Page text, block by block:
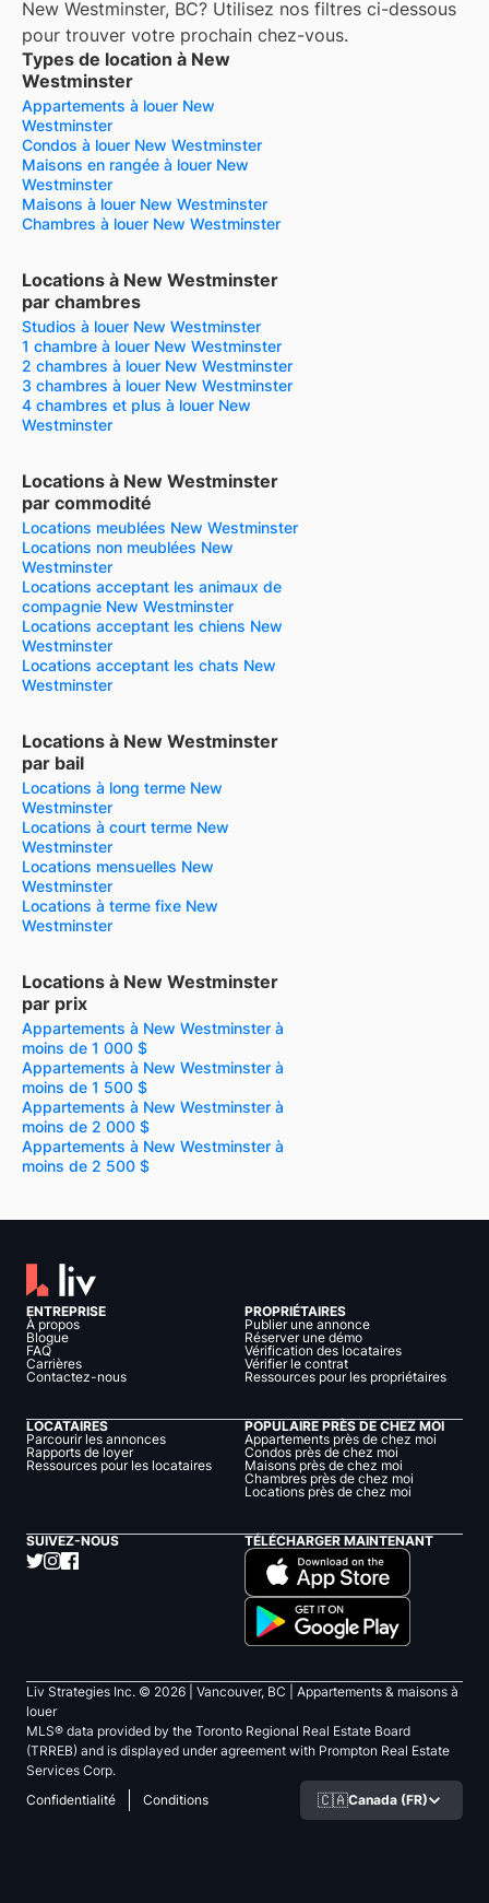
New Westminster, BC? Utilisez nos filtres ci-dessous
pour trouver votre prochain chez-vous.
Types de location à New
Westminster
Appartements à louer New
Westminster
Condos à louer New Westminster
Maisons en rangée à louer New
Westminster
Maisons à louer New Westminster
Chambres à louer New Westminster
Locations à New Westminster
par chambres
Studios à louer New Westminster
1 chambre à louer New Westminster
2 chambres à louer New Westminster
3 chambres à louer New Westminster
4 chambres et plus à louer New
Westminster
Locations à New Westminster
par commodité
Locations meublées New Westminster
Locations non meublées New
Westminster
Locations acceptant les animaux de
compagnie New Westminster
Locations acceptant les chiens New
Westminster
Locations acceptant les chats New
Westminster
Locations à New Westminster
par bail
Locations à long terme New
Westminster
Locations à court terme New
Westminster
Locations mensuelles New
Westminster
Locations à terme fixe New
Westminster
Locations à New Westminster
par prix
Appartements à New Westminster à
moins de 1 000 $
Appartements à New Westminster à
moins de 1 500 $
Appartements à New Westminster à
moins de 2 000 $
Appartements à New Westminster à
moins de 2 500 $
ENTREPRISE
À propos
Blogue
FAQ
Carrières
Contactez-nous
PROPRIÉTAIRES
Publier une annonce
Réserver une démo
Vérification des locataires
Vérifier le contrat
Ressources pour les propriétaires
LOCATAIRES
Parcourir les annonces
Rapports de loyer
Ressources pour les locataires
POPULAIRE PRÈS DE CHEZ MOI
Appartements près de chez moi
Condos près de chez moi
Maisons près de chez moi
Chambres près de chez moi
Locations près de chez moi
SUIVEZ-NOUS TÉLÉCHARGER MAINTENANT
Liv Strategies Inc. © 2026 | Vancouver, BC |
Appartements & maisons à
louer
MLS® data provided by the Toronto Regional Real Estate Board
(TRREB) and is displayed under agreement with Prompton Real Estate
Services Corp.
Confidentialité
Conditions 🇨🇦Canada (FR)